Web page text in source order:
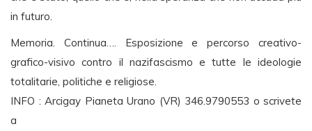
in futuro.
Memoria. Continua…. Esposizione e percorso creativo-
grafico-visivo contro il nazifascismo e tutte le ideologie
totalitarie, politiche e religiose.
INFO : Arcigay Pianeta Urano (VR) 346.9790553 o scrivete
a